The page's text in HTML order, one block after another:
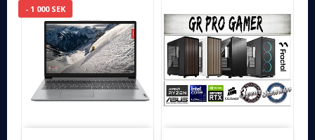
- 1 000 SEK